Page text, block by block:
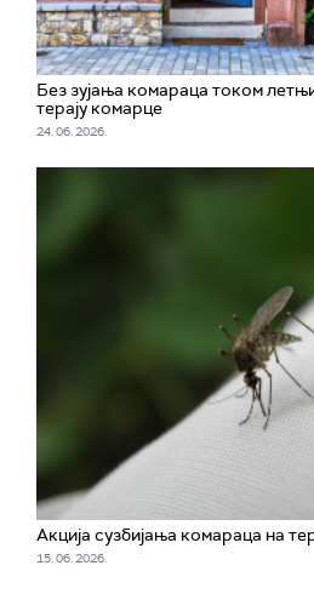
Без зујања комараца током
терају комарце
24. 06. 2026.
Акција сузбијања комараца на
15. 06. 2026.